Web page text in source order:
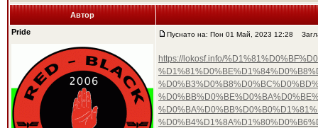
Автор
Pride
Пуснато на: Пон 01 Май, 2023 12:28
https://lokosf.info/